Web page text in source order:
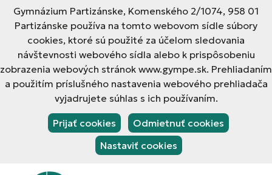
Gymnázium Partizánske, Komenského 2/1074, 958 01
Partizánske používa na tomto webovom sídle súbory
cookies, ktoré sú použité za účelom sledovania
návštevnosti webového sídla alebo k prispôsobeniu
zobrazenia webových stránok www.gympe.sk. Prehliadaním
a použitím príslušného nastavenia webového prehliadača
vyjadrujete súhlas s ich používaním.
Prijať cookies
Odmietnuť cookies
Nastaviť cookies